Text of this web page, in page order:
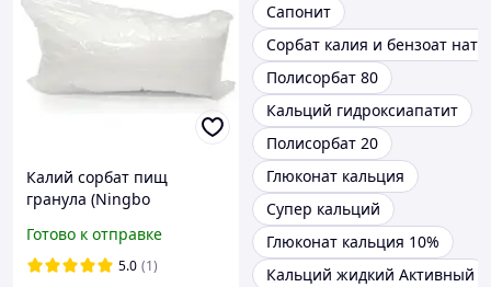
Калий сорбат пищ
гранула (Ningbo
Готово к отправке
5.0 (1)
Сапонит
Сорбат калия и бензоат
Полисорбат 80
Кальций гидроксиапатит
Полисорбат 20
Глюконат кальция
Супер кальций
Глюконат кальция 10%
Кальций жидкий Активный